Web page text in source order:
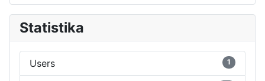
Statistika
Users 1